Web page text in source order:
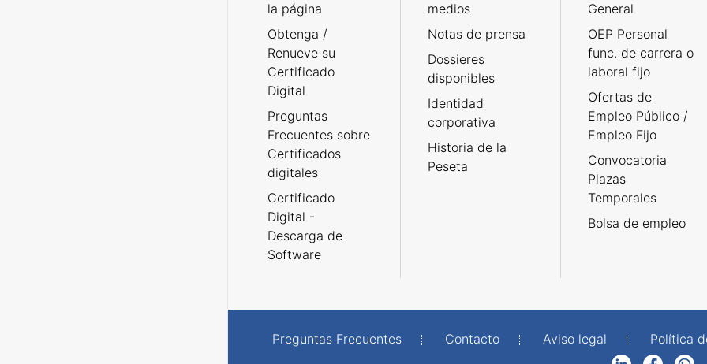
la página
Obtenga /
Renueve su
Certificado
Digital
Preguntas
Frecuentes sobre
Certificados
digitales
Certificado
Digital -
Descarga de
Software
medios
Notas de prensa
Dossieres
disponibles
Identidad
corporativa
Historia de la
Peseta
General
OEP Personal
func. de carrera o
laboral fijo
Ofertas de
Empleo Público /
Empleo Fijo
Convocatoria
Plazas
Temporales
Bolsa de empleo
Preguntas Frecuentes Contacto Aviso legal Política